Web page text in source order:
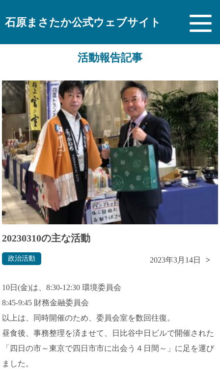
石原まさたか公式ウェブサイト
活動報告記事
20230310の主な活動
政治活動 2023年3月14日
10日(金)は、8:30-12:30 環境委員会
8:45-9:45 財務金融委員会
以上は、同時開催のため、委員会室を数回往復。
昼食後、事務整理を済ませて、日比谷中日ビルで開催された
「四日の市～東京で四日市市に出会う４日間～」に足を運び
ました。